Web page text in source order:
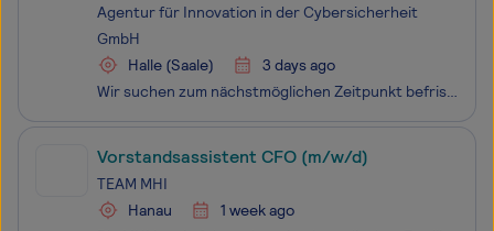
Agentur für Innovation in der Cybersicherheit
GmbH
Halle (Saale)
3 days ago
Wir suchen zum nächstmöglichen Zeitpunkt befristet für zwei Jahre einen Persönlichen Referenten der kaufmännischen Geschäftsführerin (m/w/d) Vergütung orientiert sich am TVöD | Voll- oder Teilzeit | Halle (Saale) Die Agentur für Innovation in der Cybersicherheit GmbH (Cyberagentur) bearbeitet die Th
Vorstandsassistent CFO (m/w/d)
TEAM MHI
Hanau
1 week ago